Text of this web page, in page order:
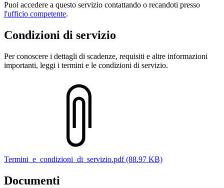
Puoi accedere a questo servizio contattando o recandoti presso
l'ufficio competente.
Condizioni di servizio
Per conoscere i dettagli di scadenze, requisiti e altre informazioni
importanti, leggi i termini e le condizioni di servizio.
Termini_e_condizioni_di_servizio.pdf (88.97 KB)
Documenti